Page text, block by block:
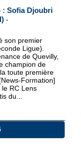
: Sofia Djoubri
-
son premier
Ligue).
de Quevilly,
champion de
toute première
Formation]
RC Lens
du...